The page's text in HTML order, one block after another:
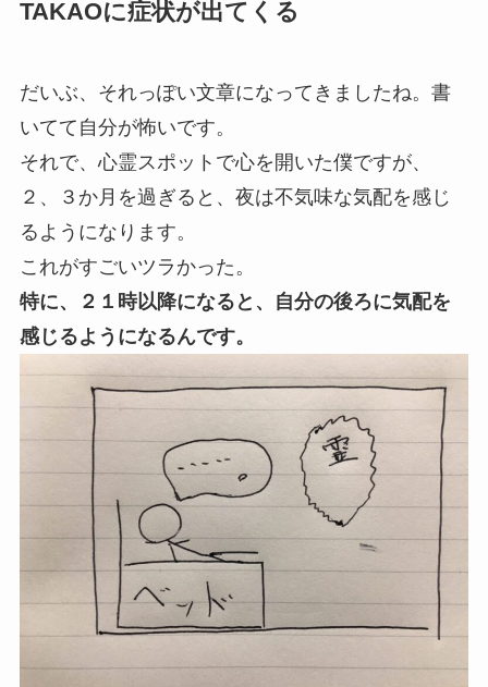
TAKAOに症状が出てくる
だいぶ、それっぽい文章になってきましたね。書
いてて自分が怖いです。
それで、心霊スポットで心を開いた僕ですが、
２、３か月を過ぎると、夜は不気味な気配を感じ
るようになります。
これがすごいツラかった。
特に、２１時以降になると、自分の後ろに気配を
感じるようになるんです。